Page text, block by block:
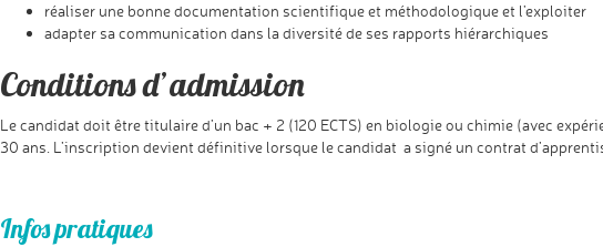
réaliser une bonne documentation scientifique et méthodologique et l’exploiter
adapter sa communication dans la diversité de ses rapports hiérarchiques
Conditions d’admission
Le candidat doit être titulaire d’un bac + 2 (120 ECTS) en biologie ou chimie (avec
30 ans. L’inscription devient définitive lorsque le candidat a signé un contrat
Infos pratiques